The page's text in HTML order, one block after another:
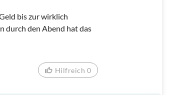
bis zur wirklich
durch den Abend hat das
Hilfreich 0